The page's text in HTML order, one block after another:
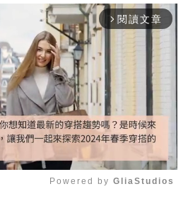
arrow_forward_ios 閱讀文章
Powered by GliaStudios